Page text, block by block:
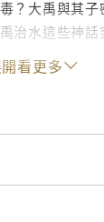
？大禹與其子
治水這些神話
的視角、犀利
驚天秘密緩
看更多